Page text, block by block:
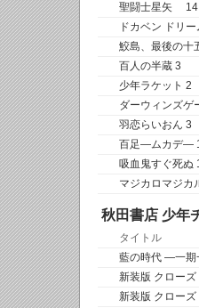
聖闘士星矢 14
ドカベン ドリ
鮫島、最後の十
百人の半蔵 3
少年ラケット 2
ダーウィンズゲ
羽恋らいおん 3
百足―ムカデ―
吸血鬼すぐ死ぬ
マジカロマジカ
秋田書店 少年
タイトル
藍の時代 ―一
新装版 クローズ
新装版 クローズ